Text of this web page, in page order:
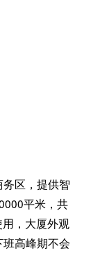
区，提供智
平米，共
，大厦外观
高峰期不会